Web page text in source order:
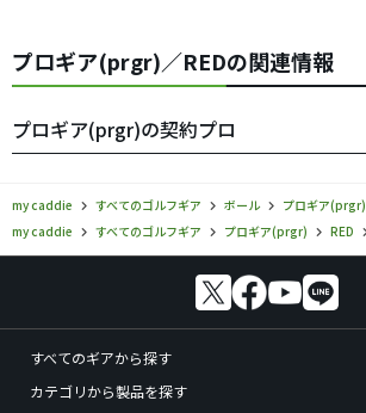
プロギア(prgr)／REDの関連情報
プロギア(prgr)の契約プロ
my caddie すべてのゴルフギア ボール プロギア(prgr)
my caddie
すべてのゴルフギア プロギア(prgr) RED
すべてのギアから探す
カテゴリから製品を探す